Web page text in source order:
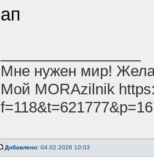
ап
Мне нужен мир!
Мой MORAzilnik
Добавлено: 04.02.2026 10:03